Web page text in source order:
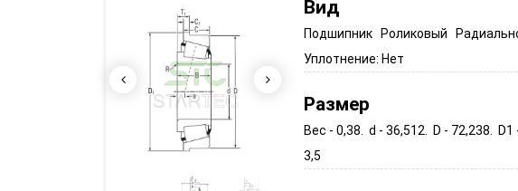
Вид
Подшипник Роликовый
Уплотнение: Нет
Размер
Вес - 0,38. d - 36,512. D - 72,238.
3,5